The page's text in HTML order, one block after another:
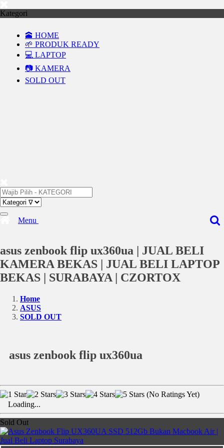
Kategori
🕋 HOME
🌱 PRODUK READY
💻 LAPTOP
📷 KAMERA
SOLD OUT
Menu
asus zenbook flip ux360ua | JUAL BELI
KAMERA BEKAS | JUAL BELI LAPTOP
BEKAS | SURABAYA | CZORTOX
Home
ASUS
SOLD OUT
asus zenbook flip ux360ua
(No Ratings Yet)
Loading...
Sold Out